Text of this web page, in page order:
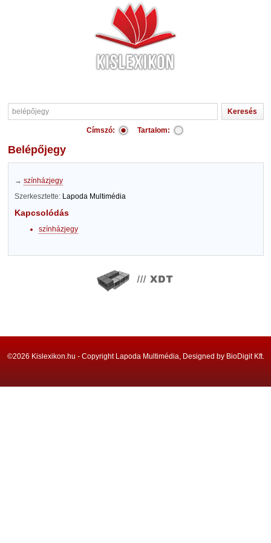
Címszó: Tartalom:
belépőjegy
→ színházjegy
Szerkesztette: Lapoda Multimédia
Kapcsolódás
színházjegy
©2026 Kislexikon.hu - Copyright Lapoda Multimédia, Designed by BioDigit Kft.